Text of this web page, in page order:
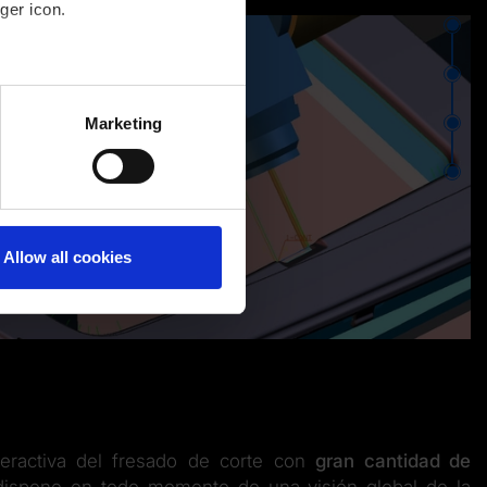
icon.
meters
Marketing
Allow all cookies
del fresado de corte con gran cantidad de
⬤
⬤
⬤
⬤